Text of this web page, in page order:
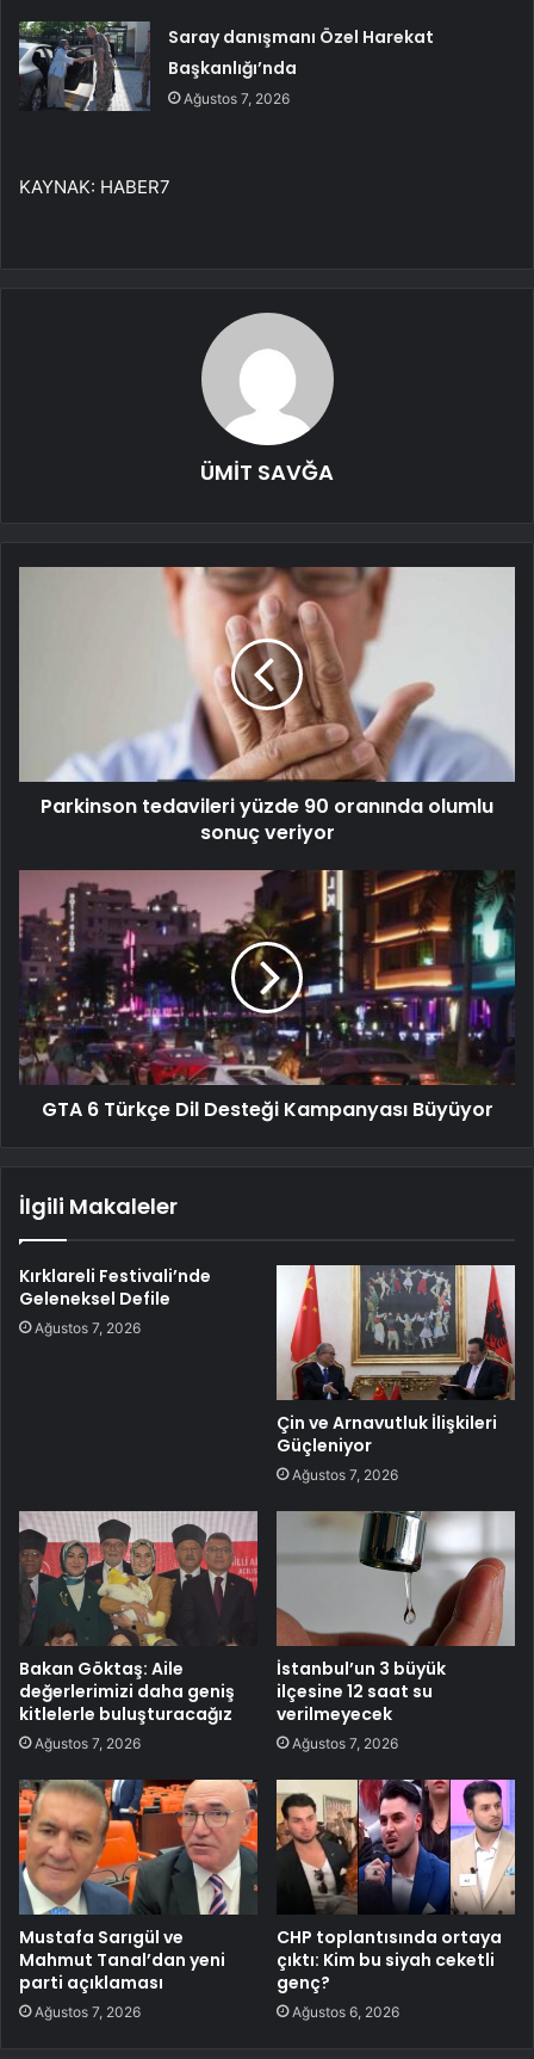
Saray danışmanı Özel Harekat
Başkanlığı’nda
Ağustos 7, 2026
KAYNAK: HABER7
ÜMİT SAVĞA
Parkinson tedavileri yüzde 90 oranında olumlu
sonuç veriyor
GTA 6 Türkçe Dil Desteği Kampanyası Büyüyor
İlgili Makaleler
Kırklareli Festivali’nde
Geleneksel Defile
Ağustos 7, 2026
Çin ve Arnavutluk İlişkileri
Güçleniyor
Ağustos 7, 2026
Bakan Göktaş: Aile
değerlerimizi daha geniş
kitlelerle buluşturacağız
Ağustos 7, 2026
İstanbul’un 3 büyük
ilçesine 12 saat su
verilmeyecek
Ağustos 7, 2026
Mustafa Sarıgül ve
Mahmut Tanal’dan yeni
parti açıklaması
Ağustos 7, 2026
CHP toplantısında ortaya
çıktı: Kim bu siyah ceketli
genç?
Ağustos 6, 2026